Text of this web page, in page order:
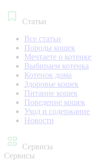
Статьи
Все статьи
Породы кошек
Мечтаете о котенке
Выбираем котенка
Котенок дома
Здоровье кошек
Питание кошек
Поведение кошек
Уход и содержание
Новости
Сервисы
Сервисы